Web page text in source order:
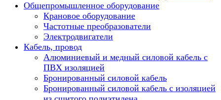
Общепромышленное оборудование
Крановое оборудование
Частотные преобразователи
Электродвигатели
Кабель, провод
Алюминиевый и медный силовой кабель с
ПВХ изоляцией
Бронированный силовой кабель
Бронированный силовой кабель с изоляцией